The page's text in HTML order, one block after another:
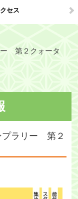
セス
ー 第２クォータ
プラリー 第２